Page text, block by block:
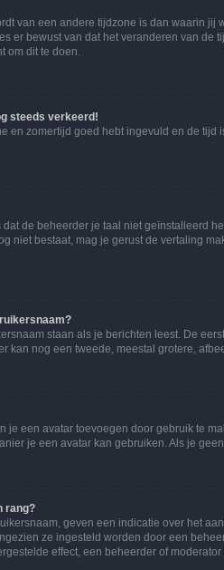
van een andere tijdzone is dan waarin
er bewust van dat het veranderen van
om dit te doen.
steeds verkeerd!
en zomertijd goed hebt ingevuld en de
de beheerder je taal niet geïnstalleerd
niet bestaat, mag je gerust de vertaling
staan als je berichten leest. De
kan nog een tweede, meestal grotere,
je een avatar toevoegen door gebruik te
je een avatar kan gebruiken. Als je
rang?
geven een indicatie over het
ze ingesteld worden door een
effect, een beheerder of